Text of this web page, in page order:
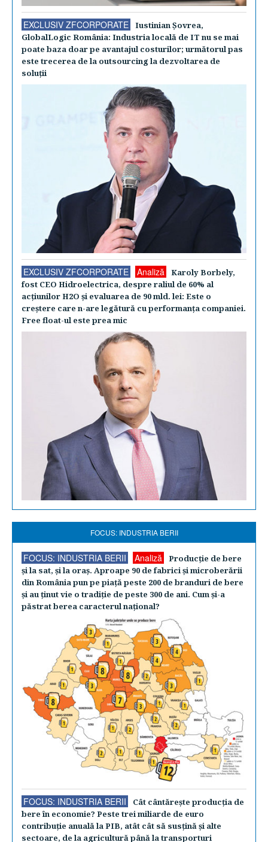
EXCLUSIV ZFCORPORATE
Iustinian Şovrea,
GlobalLogic România: Industria locală de IT nu se mai
poate baza doar pe avantajul costurilor; următorul pas
este trecerea de la outsourcing la dezvoltarea de
soluţii
EXCLUSIV ZFCORPORATE Analiză
Karoly Borbely,
fost CEO Hidroelectrica, despre raliul de 60% al
acţiunilor H2O şi evaluarea de 90 mld. lei: Este o
creştere care n-are legătură cu performanţa companiei.
Free float-ul este prea mic
FOCUS: INDUSTRIA BERII
FOCUS: INDUSTRIA BERII Analiză
Producţie de bere
şi la sat, şi la oraş. Aproape 90 de fabrici şi microberării
din România pun pe piaţă peste 200 de branduri de bere
şi au ţinut vie o tradiţie de peste 300 de ani. Cum şi-a
păstrat berea caracterul naţional?
FOCUS: INDUSTRIA BERII
Cât cântăreşte producţia de
bere în economie? Peste trei miliarde de euro
contribuţie anuală la PIB, atât cât să susţină şi alte
sectoare, de la agricultură până la transporturi